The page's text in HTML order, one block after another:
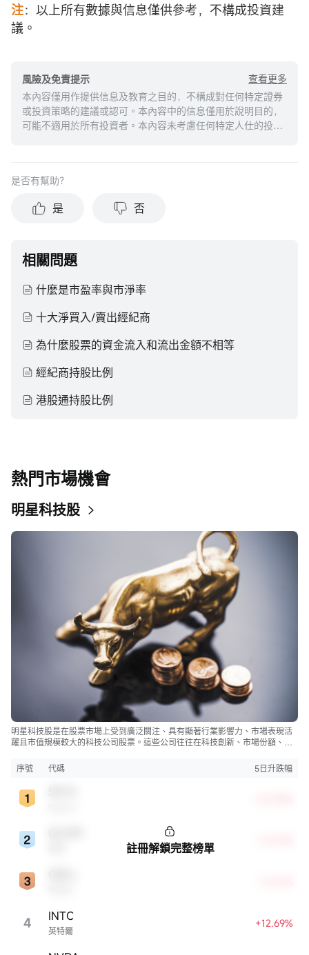
注：以上所有數據與信息僅供參考，不構成投資建
議。
風險及免責提示
查看更多
本內容僅用作提供信息及教育之目的，不構成對任何特定證券
或投資策略的建議或認可。本內容中的信息僅用於說明目的，
可能不適用於所有投資者。本內容未考慮任何特定人仕的投資
結果。投資涉及風險和損失本金的可能性。moomoo對上述內
任何陳述或保證。
是否有幫助？
是 否
相關問題
什麼是市盈率與市淨率
十大淨買入/賣出經紀商
為什麼股票的資金流入和流出金額不相等
經紀商持股比例
港股通持股比例
熱門市場機會
明星科技股
明星科技股是在股票市場上受到廣泛關注、具有顯著行業影響力、市場表現活
躍且市值規模較大的科技公司股票。這些公司往往在科技創新、市場份額、品
市，特別是科技行業板塊乃至全球經濟具有顯著影響。
序號 代碼 5日升跌幅
4 英特爾
INTC +12.69%
註冊解鎖完整榜單